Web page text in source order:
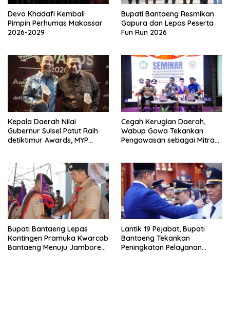
Devo Khadafi Kembali
Pimpin Perhumas Makassar
2026-2029
Bupati Bantaeng Resmikan
Gapura dan Lepas Peserta
Fun Run 2026
Kepala Daerah Nilai
Gubernur Sulsel Patut Raih
detiktimur Awards, MYP
Cegah Kerugian Daerah,
Wabup Gowa Tekankan
Pengawasan sebagai Mitra
Bupati Bantaeng Lepas
Kontingen Pramuka Kwarcab
Bantaeng Menuju Jambore
Lantik 19 Pejabat, Bupati
Bantaeng Tekankan
Peningkatan Pelayanan